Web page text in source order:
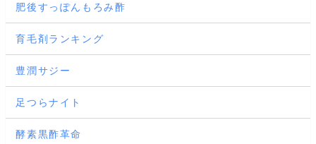
肥後すっぽんもろみ酢
育毛剤ランキング
豊潤サジー
足つらナイト
酵素黒酢革命